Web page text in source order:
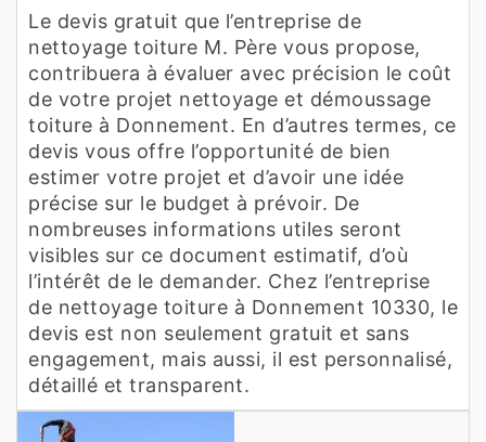
Le devis gratuit que l’entreprise de
nettoyage toiture M. Père vous propose,
contribuera à évaluer avec précision le coût
de votre projet nettoyage et démoussage
toiture à Donnement. En d’autres termes, ce
devis vous offre l’opportunité de bien
estimer votre projet et d’avoir une idée
précise sur le budget à prévoir. De
nombreuses informations utiles seront
visibles sur ce document estimatif, d’où
l’intérêt de le demander. Chez l’entreprise
de nettoyage toiture à Donnement 10330, le
devis est non seulement gratuit et sans
engagement, mais aussi, il est personnalisé,
détaillé et transparent.